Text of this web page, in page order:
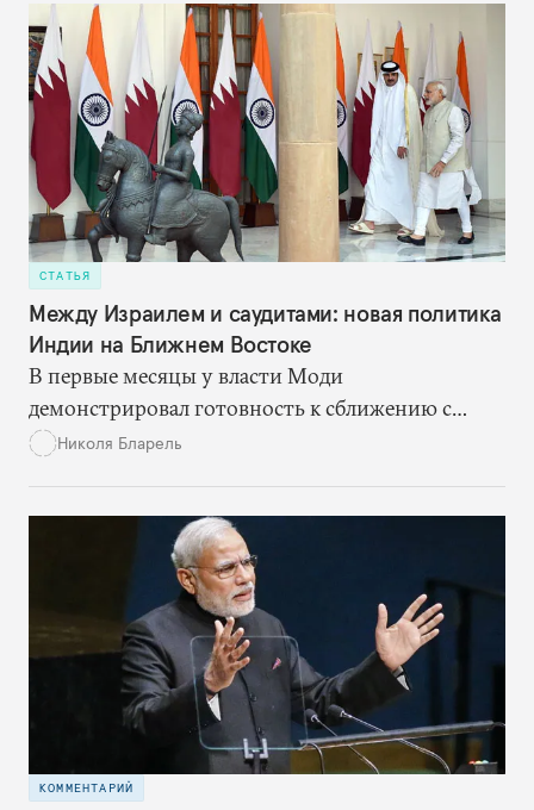
в международной политической системе.
СТАТЬЯ
Между Израилем и саудитами: новая политика
Индии на Ближнем Востоке
В первые месяцы у власти Моди
демонстрировал готовность к сближению с
Израилем. Но теперь, похоже, он несколько
области безопасности больше зависят от
сотрудничества со странами Залива
Николя Бларель
КОММЕНТАРИЙ